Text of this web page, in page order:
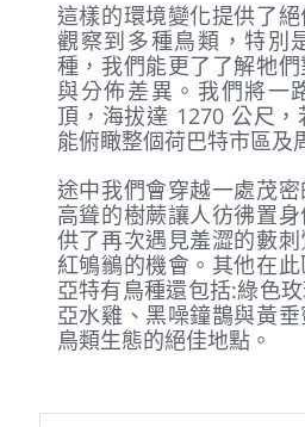
這樣的環境變化提供了
觀察到多種鳥類，特別
種，我們能更了了解牠
與分佈差異。我們將一
頂，海拔達 1270 公尺
能俯瞰整個荷巴特市區及
途中我們會穿越一處茂
高聳的樹蕨讓人彷彿置
供了再次遇見羞澀的藪
紅鴝鶲的機會。其他在
亞特有鳥種還包括:綠色
亞水雞、黑噪鐘鵲與黃
鳥類生態的絕佳地點。